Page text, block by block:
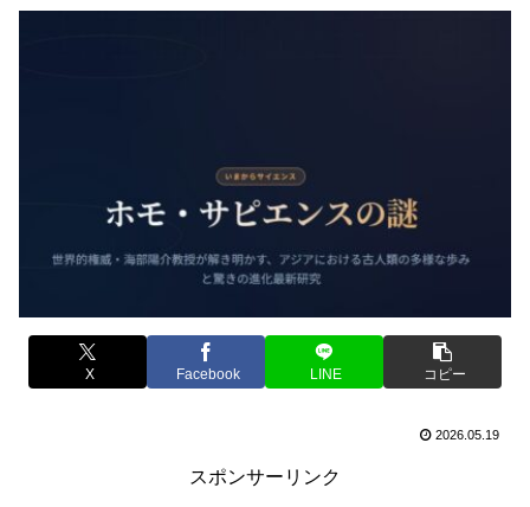
X Facebook LINE コピー
2026.05.19
スポンサーリンク